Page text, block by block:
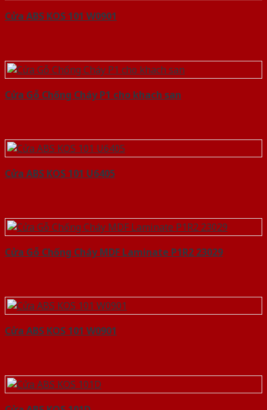
Cửa ABS KOS 101 W0901
Cửa Gỗ Chống Cháy P1 cho khach san
Cửa ABS KOS 101 U6405
Cửa Gỗ Chống Cháy MDF Laminate P1R2 23029
Cửa ABS KOS 101 W0901